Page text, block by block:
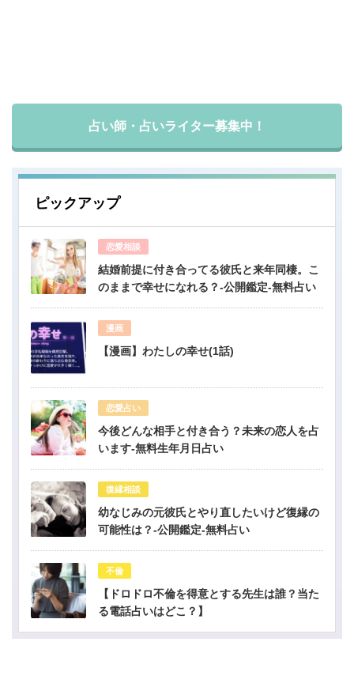
占い師・占いライター募集中！
ピックアップ
恋愛相談
結婚前提に付き合ってる彼氏と来年同棲。こ
のままで幸せになれる？-公開鑑定-無料占い
漫画
【漫画】わたしの幸せ(1話)
恋愛占い
今後どんな相手と付き合う？未来の恋人を占
います-無料生年月日占い
復縁相談
幼なじみの元彼氏とやり直したいけど復縁の
可能性は？-公開鑑定-無料占い
不倫
【ドロドロ不倫を得意とする先生は誰？当た
る電話占いはどこ？】